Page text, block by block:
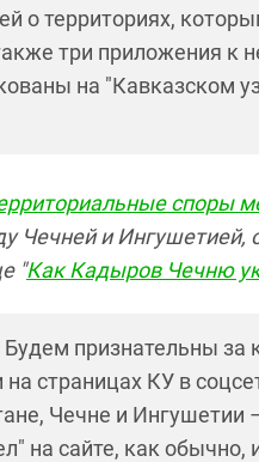
о территориях,
три приложения к
на "Кавказском
споры
Чечней и Ингушетией,
"Как Кадыров Чечню
Будем признательны за
страницах КУ в
Чечне и Ингушетии
на сайте, как обычно,